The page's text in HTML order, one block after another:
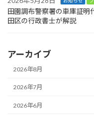
田園調布警察署の車庫証明
田区の行政書士が解説
アーカイブ
2026年8月
2026年7月
2026年6月